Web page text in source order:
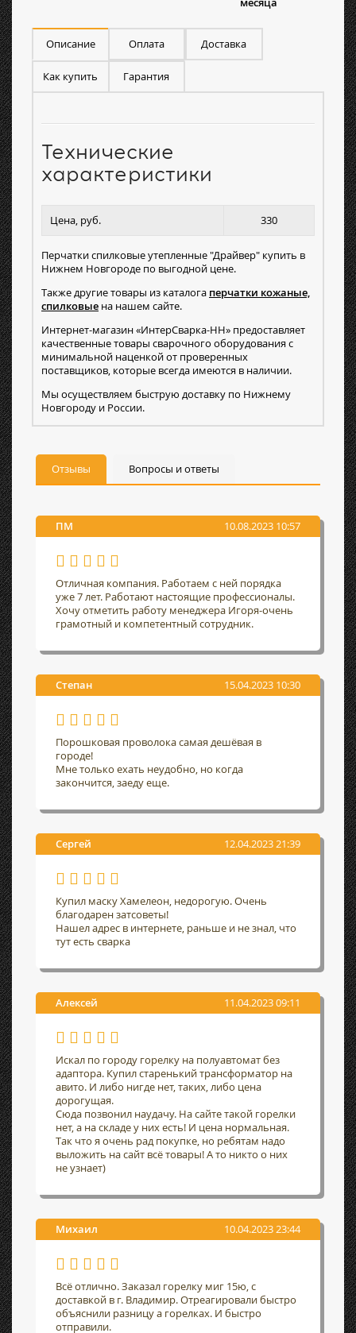
Описание Оплата Доставка
Как купить Гарантия
Технические
характеристики
Цена, руб. 330
Перчатки спилковые утепленные "Драйвер" купить в
Нижнем Новгороде по выгодной цене.
Также другие товары из каталога перчатки кожаные,
спилковые на нашем сайте.
Интернет-магазин «ИнтерСварка-НН» предоставляет
качественные товары сварочного оборудования с
минимальной наценкой от проверенных
поставщиков, которые всегда имеются в наличии.
Мы осуществляем быструю доставку по Нижнему
Новгороду и России.
Отзывы Вопросы и ответы
ПМ 10.08.2023 10:57
Отличная компания. Работаем с ней порядка
уже 7 лет. Работают настоящие профессионалы.
Хочу отметить работу менеджера Игоря-очень
грамотный и компетентный сотрудник.
Степан 15.04.2023 10:30
Порошковая проволока самая дешёвая в
городе!
Мне только ехать неудобно, но когда
закончится, заеду еще.
Сергей 12.04.2023 21:39
Купил маску Хамелеон, недорогую. Очень
благодарен затсоветы!
Нашел адрес в интернете, раньше и не знал, что
тут есть сварка
Алексей 11.04.2023 09:11
Искал по городу горелку на полуавтомат без
адаптора. Купил старенький трансформатор на
авито. И либо нигде нет, таких, либо цена
дорогущая.
Сюда позвонил наудачу. На сайте такой горелки
нет, а на складе у них есть! И цена нормальная.
Так что я очень рад покупке, но ребятам надо
выложить на сайт всё товары! А то никто о них
не узнает)
Михаил 10.04.2023 23:44
Всё отлично. Заказал горелку миг 15ю, с
доставкой в г. Владимир. Отреагировали быстро
объяснили разницу а горелках. И быстро
отправили.